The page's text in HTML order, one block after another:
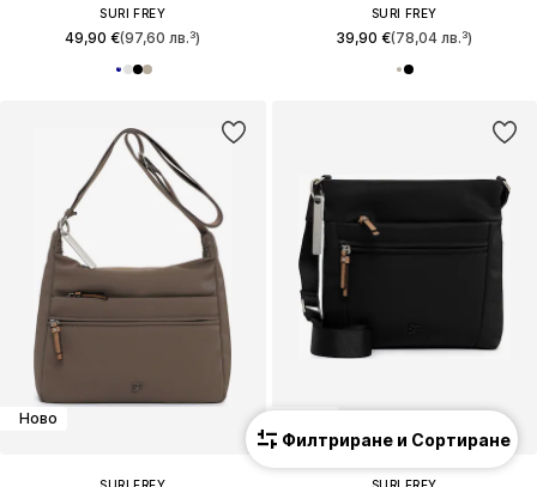
SURI FREY
49,90 €(97,60 лв.³)
SURI FREY
39,90 €(78,04 лв.³)
Ново
Филтриране и Сортиране